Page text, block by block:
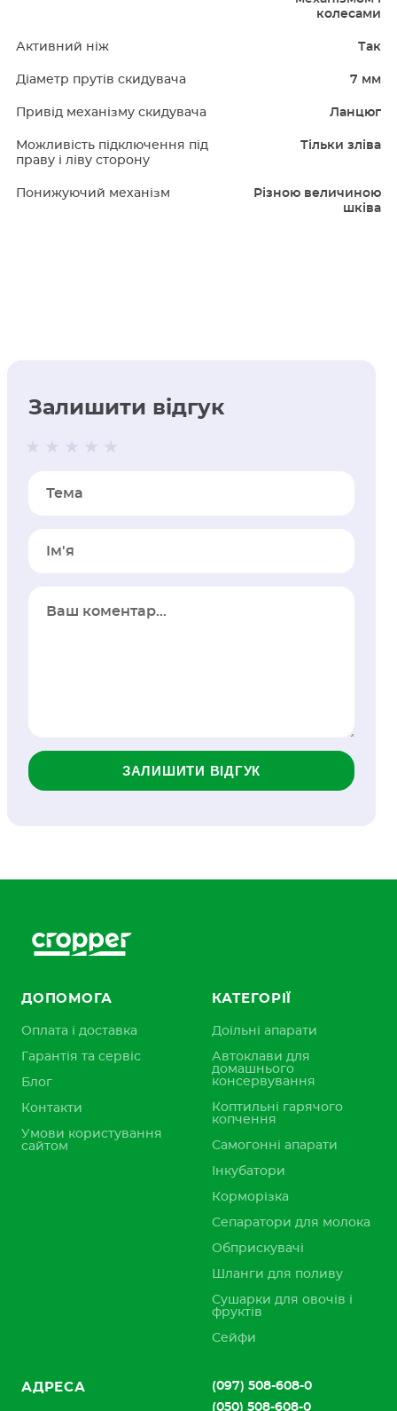
колесами
Активний ніж Так
Діаметр прутів cкидувача 7 мм
Привід механізму скидувача Ланцюг
Можливість підключення під
праву і ліву сторону
Тільки зліва
Понижуючий механізм
Різною величиною
шківа
Залишити відгук
Тема
Iм'я
ЗАЛИШИТИ ВІДГУК
ДОПОМОГА
Оплата і доставка
Гарантія та сервіс
Блог
Контакти
Умови користування
сайтом
КАТЕГОРІЇ
Доїльні апарати
Автоклави для
домашнього
консервування
Коптильні гарячого
копчення
Самогонні апарати
Інкубатори
Корморізка
Сепаратори для молока
Обприскувачі
Шланги для поливу
Сушарки для овочів і
фруктів
Сейфи
АДРЕСА
(097) 508-608-0
(050) 508-608-0